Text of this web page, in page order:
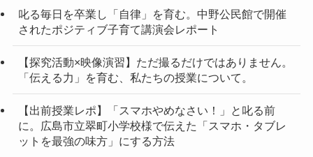
叱る毎日を卒業し「自律」を育む。中野公民館で開催
されたポジティブ子育て講演会レポート
【探究活動×映像演習】ただ撮るだけではありません。
「伝える力」を育む、私たちの授業について。
【出前授業レポ】「スマホやめなさい！」と叱る前
に。広島市立翠町小学校様で伝えた「スマホ・タブレ
ットを最強の味方」にする方法